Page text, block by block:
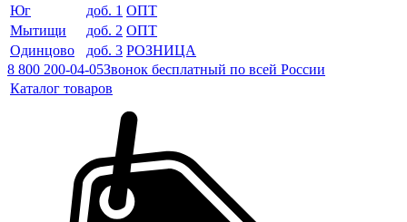
Юг
доб. 1 ОПТ
Мытищи
доб. 2 ОПТ
Одинцово
доб. 3 РОЗНИЦА
8 800 200-04-05Звонок бесплатный по всей России
Каталог товаров